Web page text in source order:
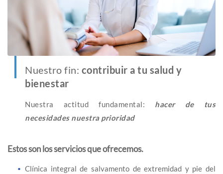
Nuestro fin: contribuir a tu salud y
bienestar
Nuestra actitud fundamental: hacer de tus
necesidades nuestra prioridad
Estos son los servicios que ofrecemos.
Clínica integral de salvamento de extremidad y pie del